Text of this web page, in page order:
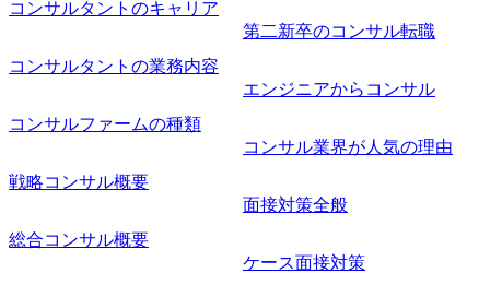
コンサルタントのキャリア
コンサルタントの業務内容
コンサルファームの種類
戦略コンサル概要
総合コンサル概要
第二新卒のコンサル転職
エンジニアからコンサル
コンサル業界が人気の理由
面接対策全般
ケース面接対策